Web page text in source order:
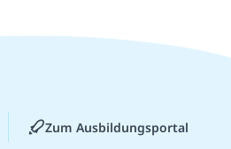
Zum Ausbildungsportal